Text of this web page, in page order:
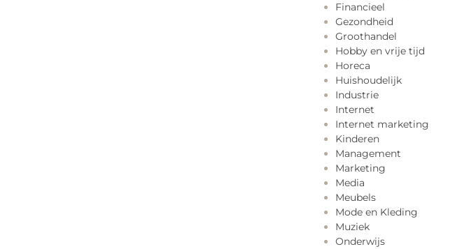
Financieel
Gezondheid
Groothandel
Hobby en vrije tijd
Horeca
Huishoudelijk
Industrie
Internet
Internet marketing
Kinderen
Management
Marketing
Media
Meubels
Mode en Kleding
Muziek
Onderwijs